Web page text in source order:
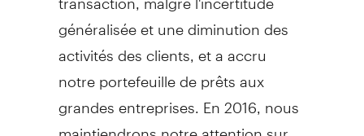
généralisée et une diminution des
activités des clients, et a accru
notre portefeuille de prêts aux
grandes entreprises. En 2016, nous
maintiendrons notre attention sur